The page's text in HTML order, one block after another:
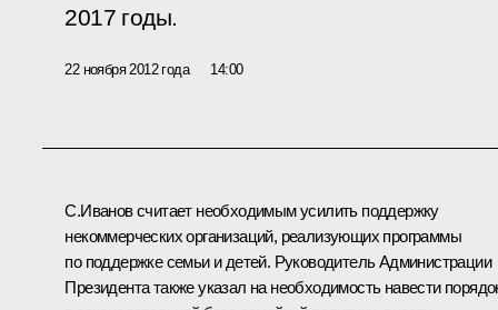
2017 годы.
22 ноября 2012 года 14:00
С.Ивановсчитает необходимым усилить поддержку
некоммерческих организаций, реализующих программы
по поддержке семьи и детей. Руководитель Администрации
Президента также указал на необходимость навести